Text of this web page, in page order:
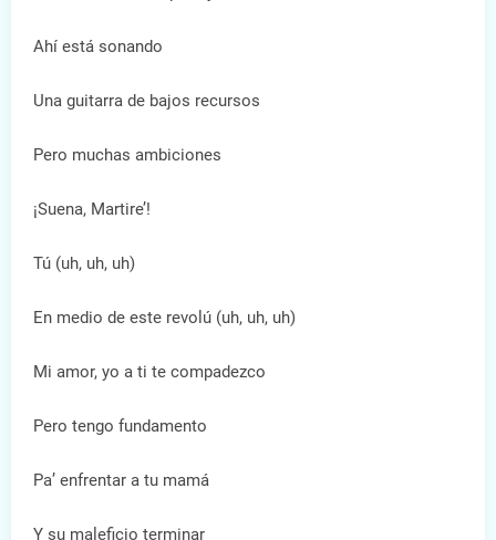
Ahí está sonando
Una guitarra de bajos recursos
Pero muchas ambiciones
¡Suena, Martire’!
Tú (uh, uh, uh)
En medio de este revolú (uh, uh, uh)
Mi amor, yo a ti te compadezco
Pero tengo fundamento
Pa’ enfrentar a tu mamá
Y su maleficio terminar